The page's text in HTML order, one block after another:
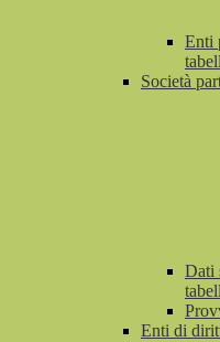
Enti
Società
Dati
Enti di